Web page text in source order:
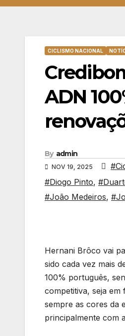
CICLISMO NACIONAL
ADN
By admin
NOV 19, 2025
#Diogo Pinto,
#João Medeiros,
Hernani Brôco vai
sido cada vez mais
100% português,
competitiva, seja em
sempre as cores da
principalmente com